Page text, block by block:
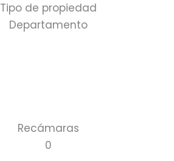
Tipo de propiedad
Departamento
Recámaras
0